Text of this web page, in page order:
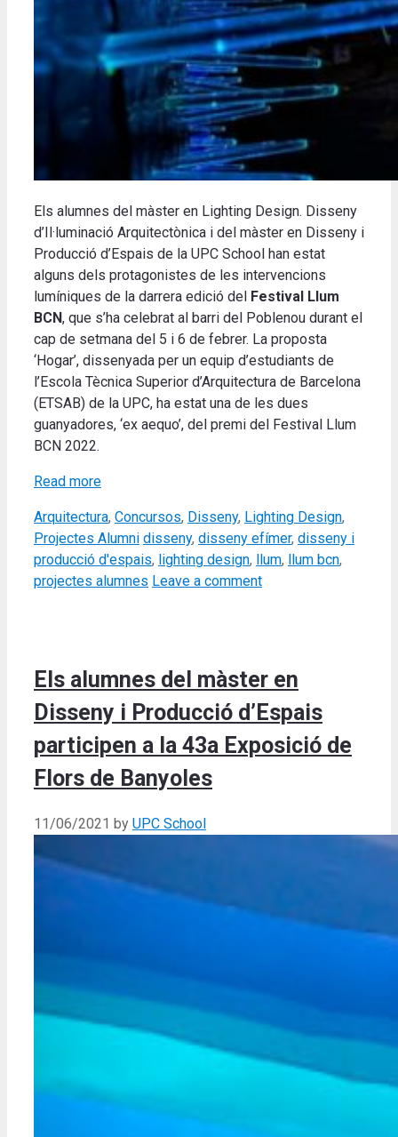
Els alumnes del màster en Lighting Design. Disseny
d’Il·luminació Arquitectònica i del màster en Disseny i
Producció d’Espais de la UPC School han estat
alguns dels protagonistes de les intervencions
lumíniques de la darrera edició del Festival Llum
BCN, que s’ha celebrat al barri del Poblenou durant el
cap de setmana del 5 i 6 de febrer. La proposta
‘Hogar’, dissenyada per un equip d’estudiants de
l’Escola Tècnica Superior d’Arquitectura de Barcelona
(ETSAB) de la UPC, ha estat una de les dues
guanyadores, ‘ex aequo’, del premi del Festival Llum
BCN 2022.
Read more
Categories
Arquitectura, Concursos, Disseny, Lighting Design,
Projectes Alumni Tags
disseny, disseny efímer, disseny i
producció d'espais, lighting design, llum, llum bcn,
projectes alumnes Leave a comment
Els alumnes del màster en
Disseny i Producció d’Espais
participen a la 43a Exposició de
Flors de Banyoles
11/06/2021 by UPC School